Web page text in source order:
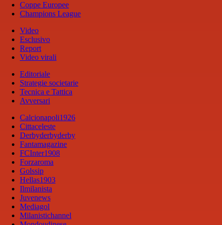
Coppe Europee
Champions League
Video
Esclusivo
Report
Video virali
Editoriale
Strategie societarie
Tecnica e Tattica
Avversari
Calcionapoli1926
Cittaceleste
Derbyderbyderby
Fantamagazine
FCInter1908
Forzaroma
Golssip
Hellas1903
Ilmilanista
Juvenews
Mediagol
Milanistichannel